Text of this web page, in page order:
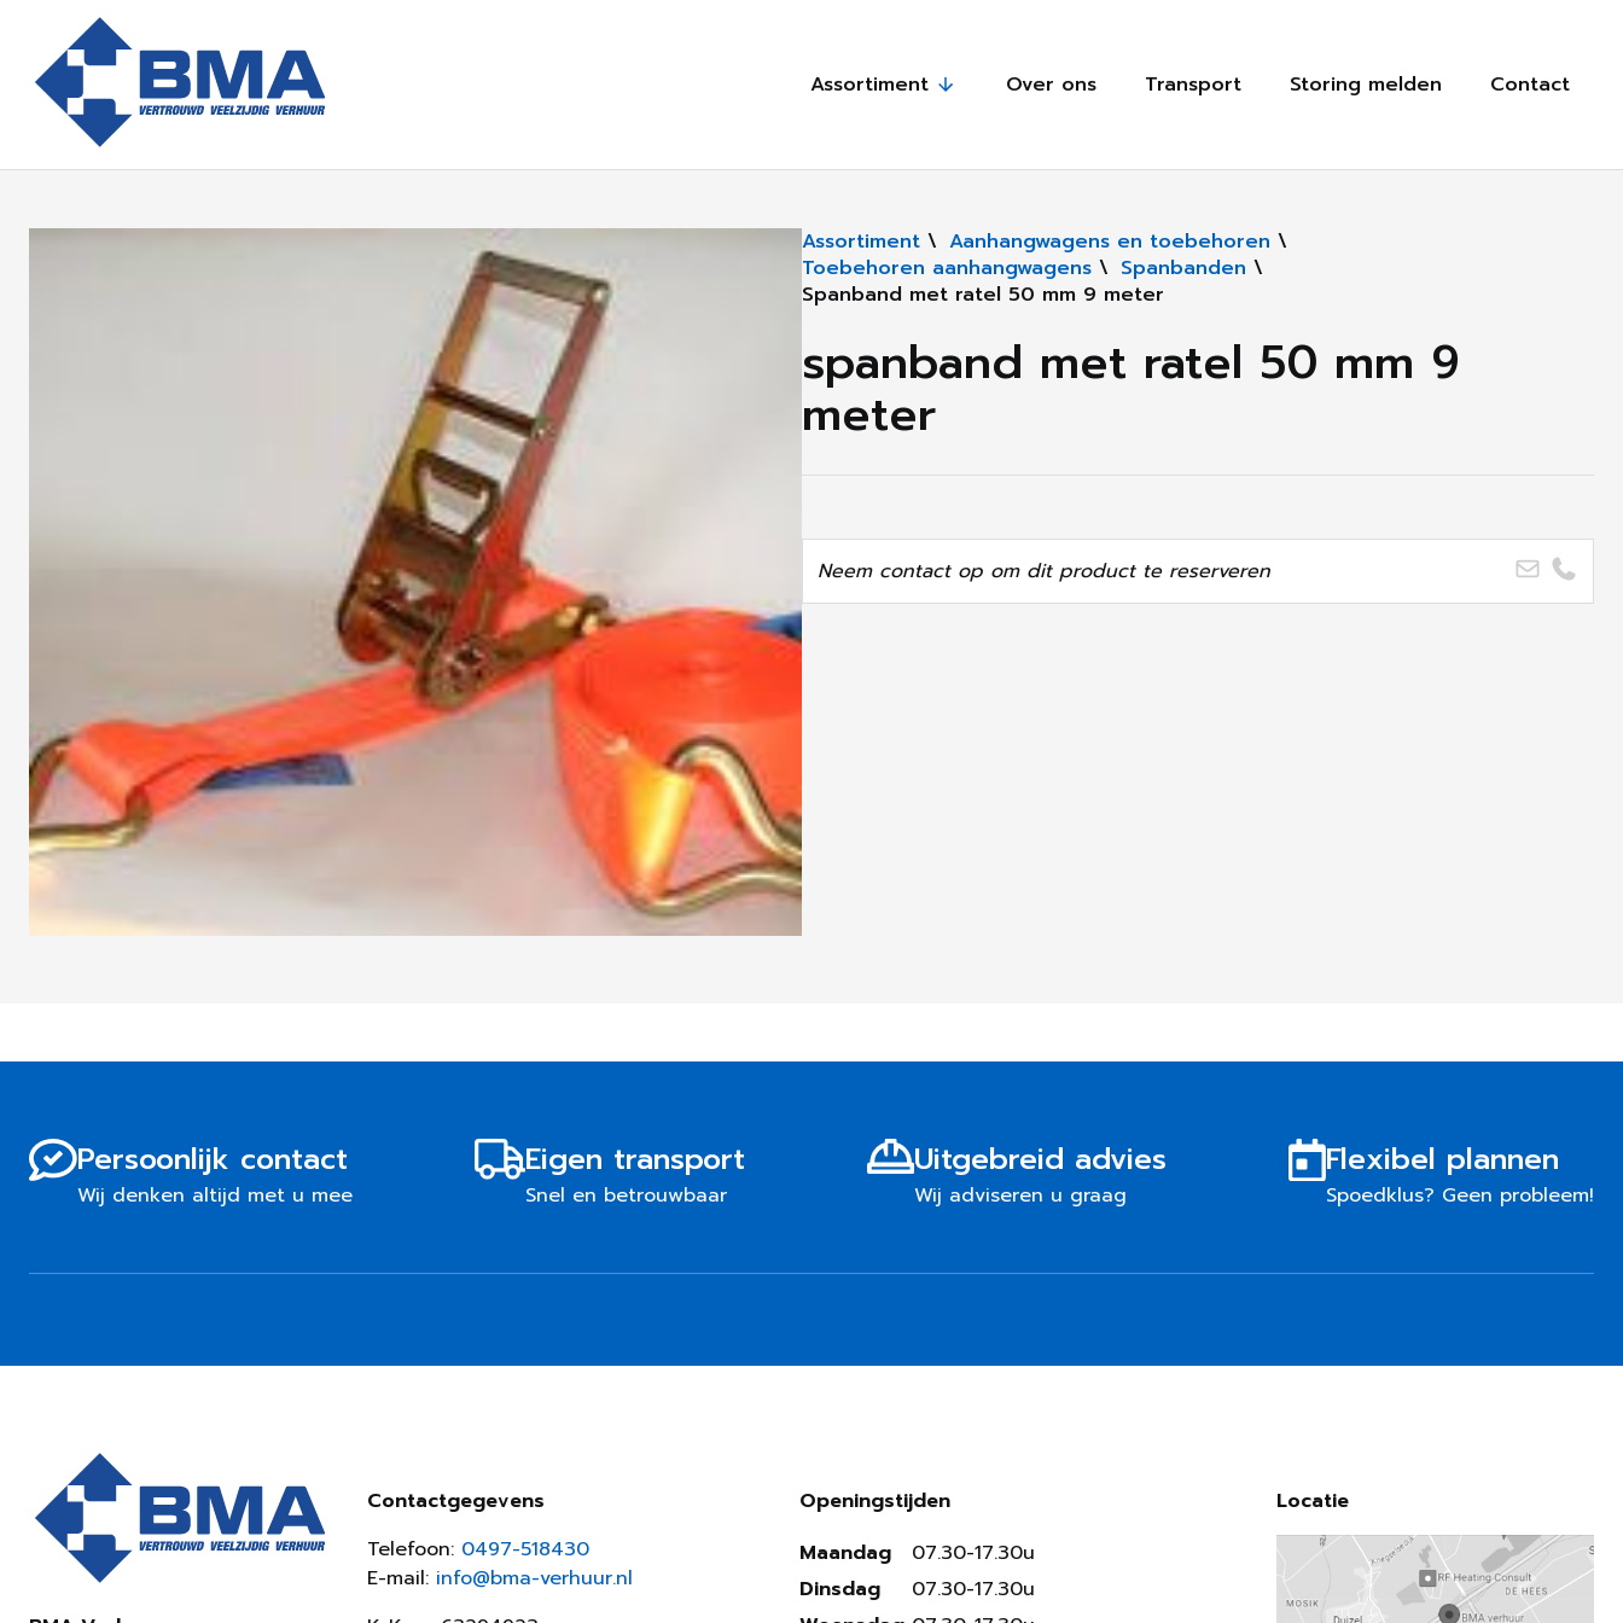
Assortiment Over ons Transport Storing melden Contact
Assortiment \ Aanhangwagens en toebehoren \
Toebehoren aanhangwagens \ Spanbanden \
Spanband met ratel 50 mm 9 meter
spanband met ratel 50 mm 9
meter
Neem contact op om dit product te reserveren
Persoonlijk contact
Wij denken altijd met u mee
Eigen transport
Snel en betrouwbaar
Uitgebreid advies
Wij adviseren u graag
Flexibel plannen
Spoedklus? Geen probleem!
Contactgegevens
Telefoon: 0497-518430
E-mail: info@bma-verhuur.nl
Openingstijden
Maandag
Dinsdag
07.30-17.30u
07.30-17.30u
Locatie